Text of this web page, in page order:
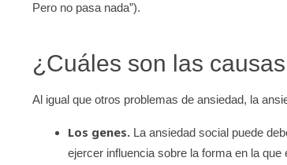
Pero no pasa nada”).
¿Cuáles son las
Al igual que otros problemas de ansiedad, la
Los genes. La ansiedad social puede
ejercer influencia sobre la forma en la